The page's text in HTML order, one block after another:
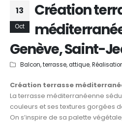
13
Oct
Création
Genève, Saint-
Balcon, terrasse, attique,
Création terrasse
La terrasse méditerranéenne
couleurs et ses textures gorgées
On s’inspire de sa palette